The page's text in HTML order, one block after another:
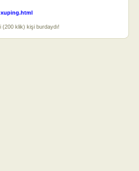
xuping.html
(200 klik) kişi burdaydı!